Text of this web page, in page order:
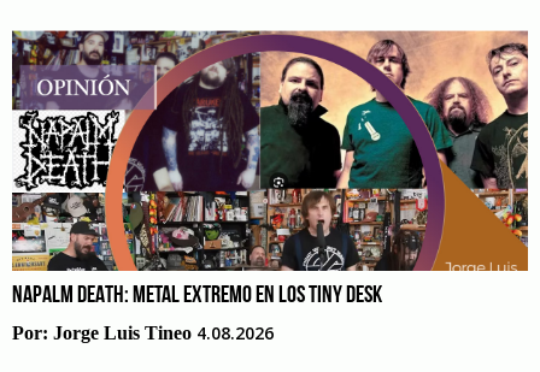
NAPALM DEATH: METAL EXTREMO EN LOS TINY DESK
Por: Jorge Luis Tineo 4.08.2026